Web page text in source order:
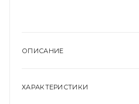
ОПИСАНИЕ
ХАРАКТЕРИСТИКИ